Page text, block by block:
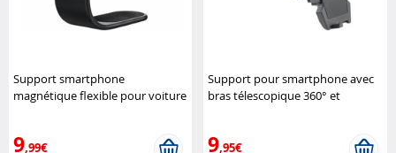
Support smartphone
magnétique flexible pour voiture
9,99€
Support pour smartphone avec
bras télescopique 360° et
9,95€